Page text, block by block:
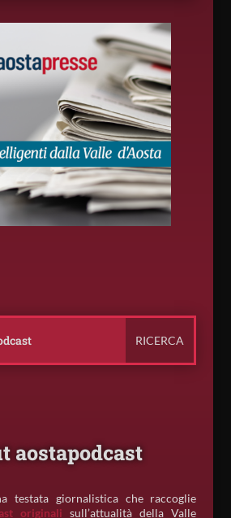
aostapodcast
testata giornalistica che raccoglie
originali sull’attualità della Valle